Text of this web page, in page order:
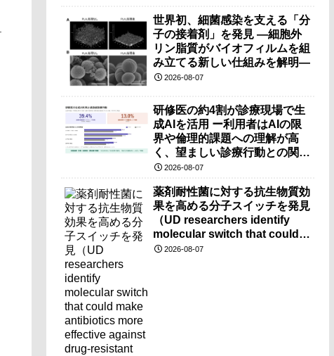
世界初、細菌感染を支える「分
子の接着剤」を発見 ―細胞外
リン脂質がバイオフィルムを組
み立てる新しい仕組みを解明―
2026-08-07
研修医の約4割が診療現場で生
成AIを活用 ー利用者はAIの限
界や倫理的課題への理解が高
く、望ましい診療行動との関連
も確認ー
2026-08-07
薬剤耐性菌に対する抗生物質効
果を高める分子スイッチを発見
（UD researchers identify
molecular switch that could
make antibiotics more
2026-08-07